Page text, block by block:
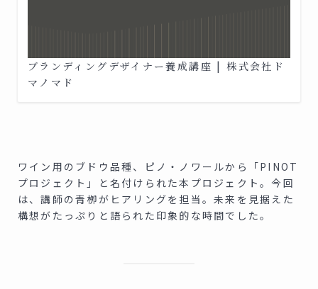
ブランディングデザイナー養成講座 | 株式会社ド
マノマド
ワイン用のブドウ品種、ピノ・ノワールから「PINOT
プロジェクト」と名付けられた本プロジェクト。今回
は、講師の青栁がヒアリングを担当。未来を見据えた
構想がたっぷりと語られた印象的な時間でした。